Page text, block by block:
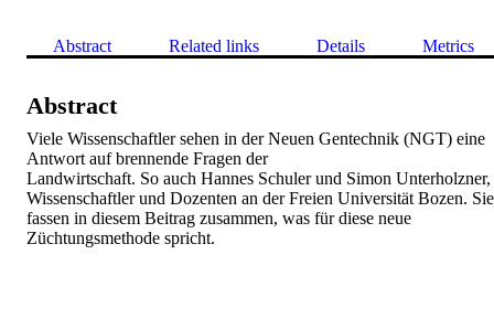
Abstract Related links Details Metrics
Abstract
Viele Wissenschaftler sehen in der Neuen Gentechnik (NGT) eine
Antwort auf brennende Fragen der
Landwirtschaft. So auch Hannes Schuler und Simon Unterholzner,
Wissenschaftler und Dozenten an der Freien Universität Bozen. Sie
fassen in diesem Beitrag zusammen, was für diese neue
Züchtungsmethode spricht.